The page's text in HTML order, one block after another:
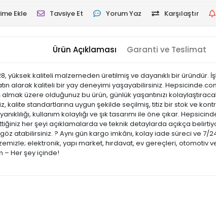
Ekle Tavsiye Et Yorum Yaz Karşılaştır
Ürün Açıklaması Garanti ve Teslimat
X 28, yüksek kaliteli malzemeden üretilmiş ve dayanıklı bir
alarak kaliteli bir yay deneyimi yaşayabilirsiniz.
üzere olduğunuz bu ürün, günlük yaşantınızı
kalite standartlarına uygun şekilde seçilmiş, titiz bir stok ve
kullanım kolaylığı ve şık tasarımı ile öne çıkar.
her şeyi açıklamalarda ve teknik detaylarda açıkça
atabilirsiniz. ? Aynı gün kargo imkânı, kolay iade süreci ve 7/
elektronik, yapı market, hırdavat, ev gereçleri, otomotiv
– Her şey içinde!